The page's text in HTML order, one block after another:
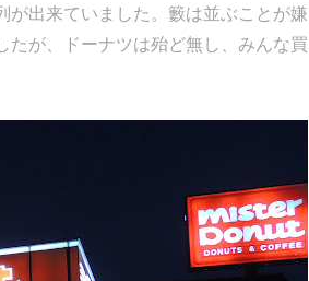
出来ていました。籔は並ぶことが嫌
たが、ドーナツは殆ど無し、みんな買